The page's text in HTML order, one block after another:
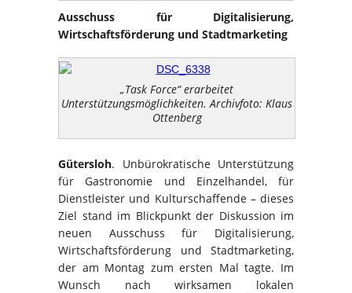
Ausschuss für Digitalisierung,
Wirtschaftsförderung und Stadtmarketing
„Task Force“ erarbeitet
Unterstützungsmöglichkeiten. Archivfoto: Klaus
Ottenberg
Gütersloh. Unbürokratische Unterstützung
für Gastronomie und Einzelhandel, für
Dienstleister und Kulturschaffende – dieses
Ziel stand im Blickpunkt der Diskussion im
neuen Ausschuss für Digitalisierung,
Wirtschaftsförderung und Stadtmarketing,
der am Montag zum ersten Mal tagte. Im
Wunsch nach wirksamen lokalen